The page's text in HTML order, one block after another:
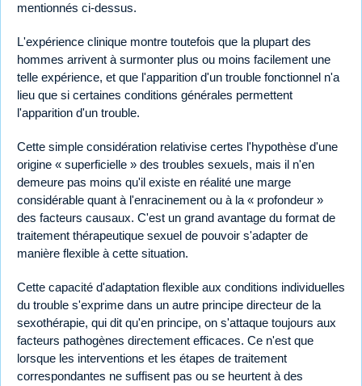
mentionnés ci-dessus.
L'expérience clinique montre toutefois que la plupart des
hommes arrivent à surmonter plus ou moins facilement une
telle expérience, et que l'apparition d'un trouble fonctionnel n'a
lieu que si certaines conditions générales permettent
l'apparition d'un trouble.
Cette simple considération relativise certes l'hypothèse d'une
origine « superficielle » des troubles sexuels, mais il n'en
demeure pas moins qu'il existe en réalité une marge
considérable quant à l'enracinement ou à la « profondeur »
des facteurs causaux. C'est un grand avantage du format de
traitement thérapeutique sexuel de pouvoir s'adapter de
manière flexible à cette situation.
Cette capacité d'adaptation flexible aux conditions individuelles
du trouble s'exprime dans un autre principe directeur de la
sexothérapie, qui dit qu'en principe, on s'attaque toujours aux
facteurs pathogènes directement efficaces. Ce n'est que
lorsque les interventions et les étapes de traitement
correspondantes ne suffisent pas ou se heurtent à des